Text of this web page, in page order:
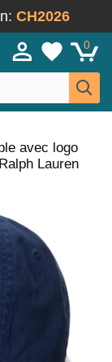
CH2026
0
avec logo
Lauren